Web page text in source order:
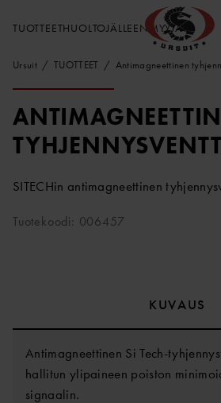
TUOTTEETHUOLTOJÄLLEENMYYJÄT
Ursuit TUOTTEET Antimagneettinen
SITECHin antimagneettinen
Tuotekoodi: 006457
KUVAUS
Antimagneettinen Si Tech-
hallitun ylipaineen poiston
signaalin.